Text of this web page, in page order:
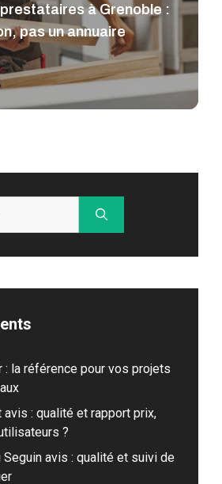
à Grenoble :
pas un annuaire
: la référence pour vos projets
avis : qualité et rapport prix,
?
Seguin avis : qualité et suivi de